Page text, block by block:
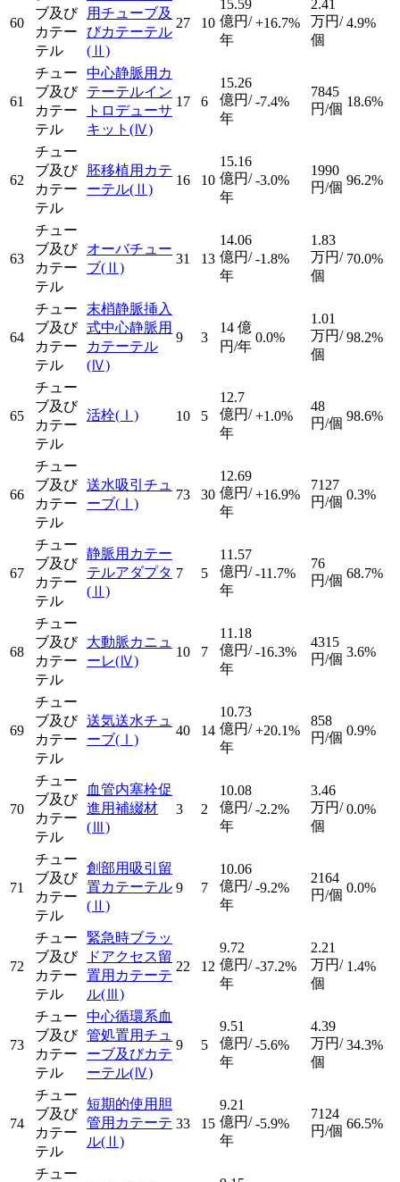
60
ブ及び
カテー
テル
用チューブ及
びカテーテル
(Ⅱ)
27 10
15.59
億円/
年
+16.7%
2.41
万円/
個
4.9%
61
チュー
ブ及び
カテー
テル
中心静脈用カ
テーテルイン
トロデューサ
キット (Ⅳ)
17 6
15.26
億円/
年
-7.4%
7845
円/個 18.6%
62
チュー
ブ及び
カテー
テル
胚移植用カテ
ーテル(Ⅱ)
16 10
15.16
億円/
年
-3.0%
1990
円/個 96.2%
63
チュー
ブ及び
カテー
テル
オーバチュー
ブ(Ⅱ)
31 13
14.06
億円/
年
-1.8%
1.83
万円/
個
70.0%
64
チュー
ブ及び
カテー
テル
末梢静脈挿入
式中心静脈用
カテーテル
(Ⅳ)
9 3
14 億
円/年
0.0%
1.01
万円/
個
98.2%
65
チュー
ブ及び
カテー
テル
活栓(Ⅰ) 10 5
12.7
億円/
年
+1.0%
48
円/個 98.6%
66
チュー
ブ及び
カテー
テル
送水吸引チュ
ーブ(Ⅰ)
73 30
12.69
億円/
年
+16.9%
7127
円/個 0.3%
67
チュー
ブ及び
カテー
テル
静脈用カテー
テルアダプタ
(Ⅱ)
7 5
11.57
億円/
年
-11.7%
76
円/個 68.7%
68
チュー
ブ及び
カテー
テル
大動脈カニュ
ーレ(Ⅳ)
10 7
11.18
億円/
年
-16.3%
4315
円/個 3.6%
69
チュー
ブ及び
カテー
テル
送気送水チュ
ーブ(Ⅰ)
40 14
10.73
億円/
年
+20.1%
858
円/個 0.9%
70
チュー
ブ及び
カテー
テル
血管内塞栓促
進用補綴材
(Ⅲ)
3 2
10.08
億円/
年
-2.2%
3.46
万円/
個
0.0%
71
チュー
ブ及び
カテー
テル
創部用吸引留
置カテーテル
(Ⅱ)
9 7
10.06
億円/
年
-9.2%
2164
円/個 0.0%
72
チュー
ブ及び
カテー
テル
緊急時ブラッ
ドアクセス留
置用カテーテ
ル(Ⅲ)
22 12
9.72
億円/
年
-37.2%
2.21
万円/
個
1.4%
73
チュー
ブ及び
カテー
テル
中心循環系血
管処置用チュ
ーブ及びカテ
ーテル(Ⅳ)
9 5
9.51
億円/
年
-5.6%
4.39
万円/
個
34.3%
74
チュー
ブ及び
カテー
テル
短期的使用胆
管用カテーテ
ル(Ⅱ)
33 15
9.21
億円/
年
-5.9%
7124
円/個 66.5%
チュー